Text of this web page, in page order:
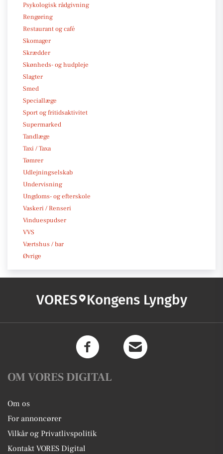
Psykologisk rådgivning
Rengøring
Restaurant og café
Skomager
Skrædder
Skønheds- og hudpleje
Slagter
Smed
Speciallæge
Sport og fritidsaktivitet
Supermarked
Tandlæge
Taxi / Taxa
Tømrer
Udlejningselskab
Undervisning
Ungdoms- og efterskole
Vaskeri / Renseri
Vinduespudser
VVS
Værtshus / bar
Øvrige
VORES Kongens Lyngby
OM VORES DIGITAL
Om os
For annoncører
Vilkår og Privatlivspolitik
Kontakt VORES Digital